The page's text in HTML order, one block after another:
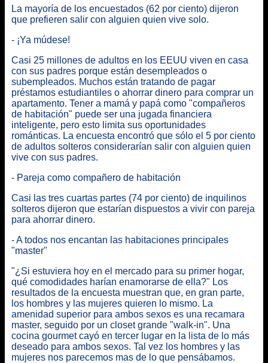
La mayoría de los encuestados (62 por ciento) dijeron
que prefieren salir con alguien quien vive solo.
- ¡Ya múdese!
Casi 25 millones de adultos en los EEUU viven en casa
con sus padres porque están desempleados o
subempleados. Muchos están tratando de pagar
préstamos estudiantiles o ahorrar dinero para comprar un
apartamento. Tener a mamá y papá como "compañeros
de habitación" puede ser una jugada financiera
inteligente, pero esto limita sus oportunidades
románticas. La encuesta encontró que sólo el 5 por ciento
de adultos solteros considerarían salir con alguien quien
vive con sus padres.
- Pareja como compañero de habitación
Casi las tres cuartas partes (74 por ciento) de inquilinos
solteros dijeron que estarían dispuestos a vivir con pareja
para ahorrar dinero.
- A todos nos encantan las habitaciones principales
"master"
"¿Si estuviera hoy en el mercado para su primer hogar,
qué comodidades harían enamorarse de ella?" Los
resultados de la encuesta muestran que, en gran parte,
los hombres y las mujeres quieren lo mismo. La
amenidad superior para ambos sexos es una recamara
master, seguido por un closet grande "walk-in". Una
cocina gourmet cayó en tercer lugar en la lista de lo más
deseado para ambos sexos. Tal vez los hombres y las
mujeres nos parecemos mas de lo que pensábamos.